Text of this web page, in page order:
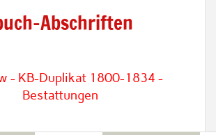
Abschriften
- KB-Duplikat 1800-1834 -
Bestattungen